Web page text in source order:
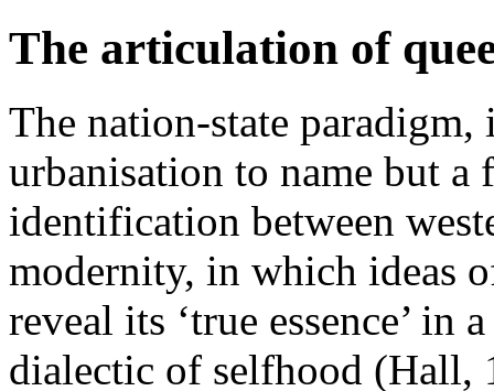
The articulation of
The nation-state
urbanisation to name but a
identification between
modernity, in which ideas
reveal its ‘true essence’ in
dialectic of selfhood (Hall,